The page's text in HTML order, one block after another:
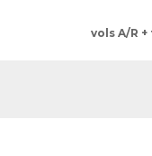
vols A/R